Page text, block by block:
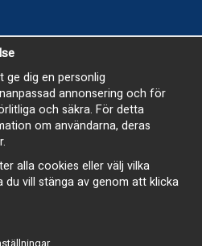
paket skickas hela
dig en personlig
annonsering och för
och säkra. För detta
om användarna, deras
alla cookies eller välj vilka
vill stänga av genom att klicka